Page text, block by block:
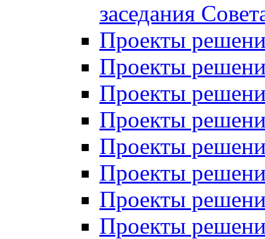
заседания
Проекты
Проекты
Проекты
Проекты
Проекты
Проекты
Проекты
Проекты